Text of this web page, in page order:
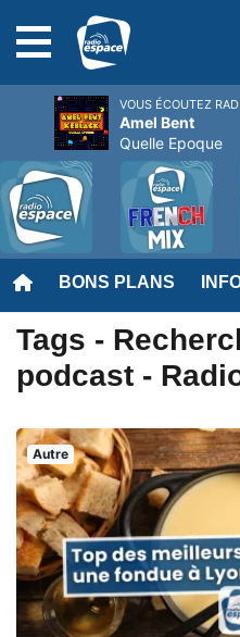
BONS PLANS
Tags -
podcast -
Autre
VOUS ÉCOUTEZ
Amel Bent
Quelle Epoque